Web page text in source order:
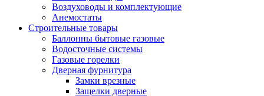
Воздуховоды и комплектующие
Анемостаты
Строительные товары
Баллонны бытовые газовые
Водосточные системы
Газовые горелки
Дверная фурнитура
Замки врезные
Защелки дверные